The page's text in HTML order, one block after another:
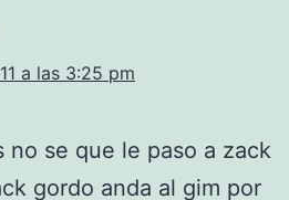
a las 3:25 pm
no se que le paso a zack
gordo anda al gim por